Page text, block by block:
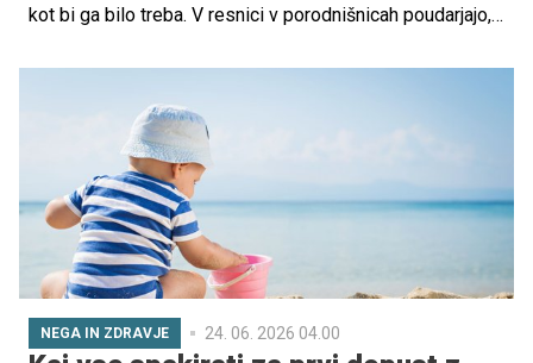
kot bi ga bilo treba. V resnici v porodnišnicah poudarjajo,
mrežaste spodnjice, vložke, odejice) pogosto zagotovijo
NEGA IN ZDRAVJE 24. 06. 2026 04.00